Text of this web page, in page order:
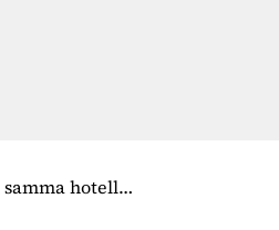
hotell…